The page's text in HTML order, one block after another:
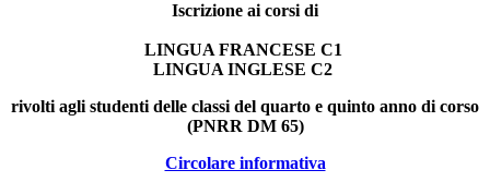
Iscrizione ai corsi di
LINGUA FRANCESE C1
LINGUA INGLESE C2
rivolti agli studenti delle classi del quarto e quinto anno di corso
(PNRR DM 65)
Circolare informativa